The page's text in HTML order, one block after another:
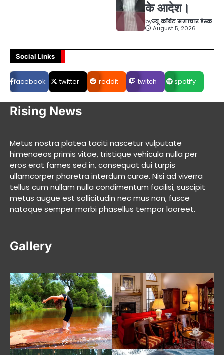
के आदेश।
byन्यू कॉर्बेट समाचार डेस्क
August 5, 2026
Social Links
facebook twitter reddit twitch spotify
Rising News
Metus nostra platea taciti nascetur vulputate
himenaeos primis vitae, tristique vehicula nulla per
eros erat fames sed in, consequat dui turpis
ullamcorper pharetra interdum curae. Nisi ad viverra
tellus cum nullam nulla condimentum facilisi, suscipit
metus augue est sollicitudin nec mus non, fusce
natoque semper morbi phasellus tempor laoreet.
Gallery